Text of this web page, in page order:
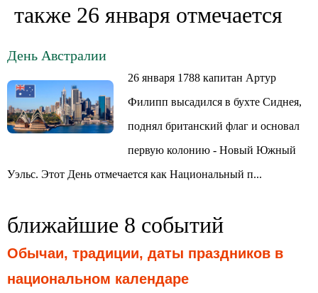
также 26 января отмечается
День Австралии
26 января 1788 капитан Артур
Филипп высадился в бухте Сиднея,
поднял британский флаг и основал
первую колонию - Новый Южный
Уэльс. Этот День отмечается как Национальный п...
ближайшие 8 событий
Обычаи, традиции, даты праздников в
национальном календаре